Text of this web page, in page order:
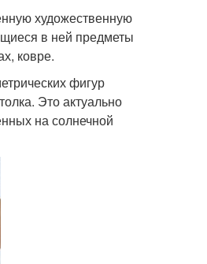
художественную
в ней предметы
ковре.
фигур
Это актуально
на солнечной